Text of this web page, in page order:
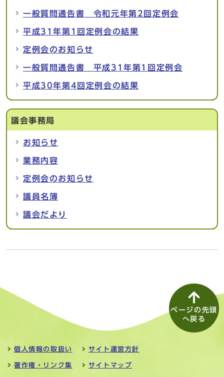
一般質問通告書 令和元年第2回定例会
平成31年第1回定例会の結果
定例会のお知らせ
一般質問通告書 平成31年第1回定例会
平成30年第4回定例会の結果
議会事務局
お知らせ
業務内容
定例会のお知らせ
議員名簿
議会だより
ページの先頭
へ戻る
個人情報の取扱い サイト運営方針
著作権・リンク集 サイトマップ